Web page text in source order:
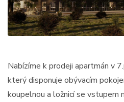
Nabízíme k prodeji apartmán v
který disponuje obývacím
koupelnou a ložnicí se vstupem